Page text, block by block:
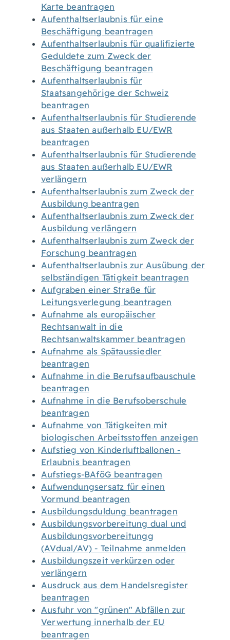
Karte beantragen
Aufenthaltserlaubnis für eine
Beschäftigung beantragen
Aufenthaltserlaubnis für qualifizierte
Geduldete zum Zweck der
Beschäftigung beantragen
Aufenthaltserlaubnis für
Staatsangehörige der Schweiz
beantragen
Aufenthaltserlaubnis für Studierende
aus Staaten außerhalb EU/EWR
beantragen
Aufenthaltserlaubnis für Studierende
aus Staaten außerhalb EU/EWR
verlängern
Aufenthaltserlaubnis zum Zweck der
Ausbildung beantragen
Aufenthaltserlaubnis zum Zweck der
Ausbildung verlängern
Aufenthaltserlaubnis zum Zweck der
Forschung beantragen
Aufenthaltserlaubnis zur Ausübung der
selbständigen Tätigkeit beantragen
Aufgraben einer Straße für
Leitungsverlegung beantragen
Aufnahme als europäischer
Rechtsanwalt in die
Rechtsanwaltskammer beantragen
Aufnahme als Spätaussiedler
beantragen
Aufnahme in die Berufsaufbauschule
beantragen
Aufnahme in die Berufsoberschule
beantragen
Aufnahme von Tätigkeiten mit
biologischen Arbeitsstoffen anzeigen
Aufstieg von Kinderluftballonen -
Erlaubnis beantragen
Aufstiegs-BAföG beantragen
Aufwendungsersatz für einen
Vormund beantragen
Ausbildungsduldung beantragen
Ausbildungsvorbereitung dual und
Ausbildungsvorbereitungg
(AVdual/AV) - Teilnahme anmelden
Ausbildungszeit verkürzen oder
verlängern
Ausdruck aus dem Handelsregister
beantragen
Ausfuhr von "grünen" Abfällen zur
Verwertung innerhalb der EU
beantragen